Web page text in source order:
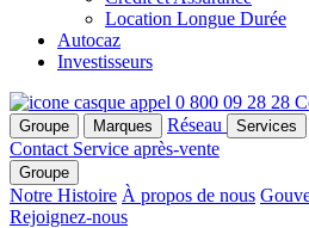
Location Longue Durée
Autocaz
Investisseurs
0 800 09 28 28
Groupe Marques Réseau Services
Contact Service après-vente
Groupe
Notre Histoire À propos de nous
Rejoignez-nous